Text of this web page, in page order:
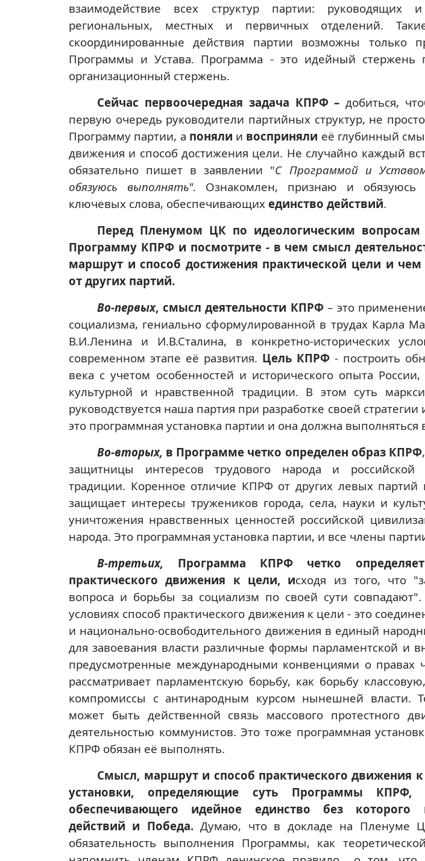
взаимодействие всех структур партии: руководящих
региональных, местных и первичных отделений.
скоординированные действия партии возможны только
Программы и Устава. Программа - это идейный стержень
организационный стержень.
Сейчас первоочередная задача КПРФ – добиться,
первую очередь руководители партийных структур, не
Программу партии, а поняли и восприняли её глубинный
движения и способ достижения цели. Не случайно каждый
обязательно пишет в заявлении "С Программой и
обязуюсь выполнять". Ознакомлен, признаю и обязуюсь
ключевых слова, обеспечивающих единство действий.
Перед Пленумом ЦК по идеологическим вопросам
Программу КПРФ и посмотрите - в чем смысл
маршрут и способ достижения практической цели и
от других партий.
Во-первых, смысл деятельности КПРФ– это
социализма, гениально сформулированной в трудах Карла
В.И.Ленина и И.В.Сталина, в конкретно-исторических
современном этапе её развития. Цель КПРФ - построить
века с учетом особенностей и исторического опыта
культурной и нравственной традиции. В этом суть
руководствуется наша партия при разработке своей
это программная установка партии и она должна
Во-вторых, в Программе четко определен образ КПРФ
защитницы интересов трудового народа и российской
традиции. Коренное отличие КПРФ от других левых
защищает интересы тружеников города, села, науки и
уничтожения нравственных ценностей российской
народа. Это программная установка партии, и все члены
В-третьих,
Программа КПРФ четко
практического движения к цели, исходя из того, что
вопроса и борьбы за социализм по своей сути
условиях способ практического движения к цели - это
и национально-освободительного движения в единый
для завоевания власти различные формы парламентской и
предусмотренные международными конвенциями о правах
рассматривает парламентскую борьбу, как борьбу
компромиссы с антинародным курсом нынешней власти.
может быть действенной связь массового протестного
деятельностью коммунистов. Это тоже программная
КПРФ обязан её выполнять.
Смысл, маршрут и способ практического движения
установки, определяющие суть Программы КПРФ,
обеспечивающего идейное единство без которого
действий и Победа.Думаю, что в докладе на Пленуме
обязательность выполнения Программы, как